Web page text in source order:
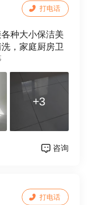
种大小保洁美
，家庭厨房卫
+3
打电话
咨询
打电话